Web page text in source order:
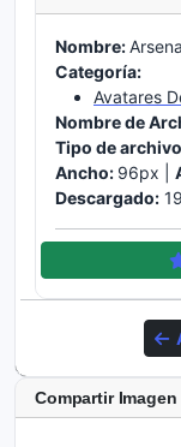
Nombre:
Categoría:
Avatares
Nombre de
Tipo de
Ancho: 96px |
Descargado:
Compartir Imagen